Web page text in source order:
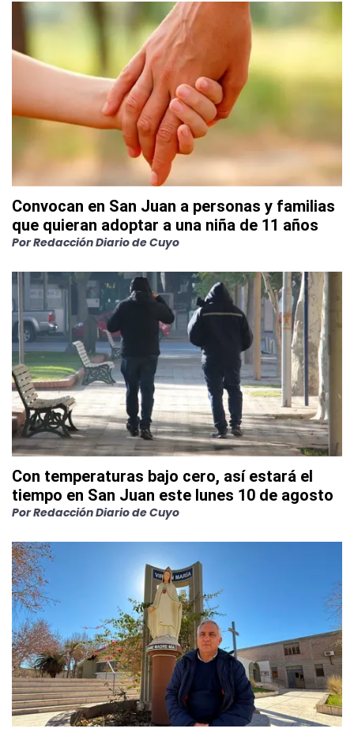
Convocan en San Juan a personas y familias
que quieran adoptar a una niña de 11 años
PorRedacción Diario de Cuyo
Con temperaturas bajo cero, así estará el
tiempo en San Juan este lunes 10 de agosto
PorRedacción Diario de Cuyo